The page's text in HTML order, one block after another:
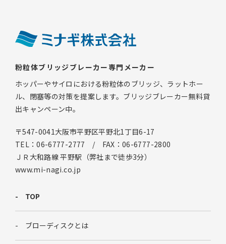
粉粒体ブリッジブレーカー専門メーカー
ホッパーやサイロにおける粉粒体のブリッジ、ラットホー
ル、閉塞等の対策を提案します。ブリッジブレーカー無料貸
出キャンペーン中。
〒547-0041大阪市平野区平野北1丁目6-17
TEL：06-6777-2777 / FAX：06-6777-2800
ＪＲ大和路線 平野駅（弊社まで徒歩3分）
www.mi-nagi.co.jp
TOP
ブローディスクとは